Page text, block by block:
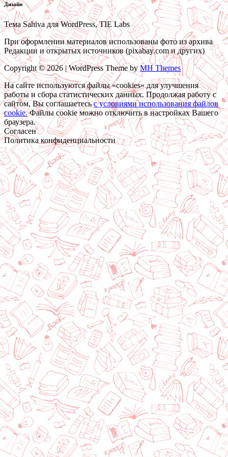
Дизайн
Тема Sahiva для WordPress, TIE Labs
При оформлении материалов использованы фото из архива
Редакции и открытых источников (pixabay.com и других)
Copyright © 2026 | WordPress Theme byMH Themes
На сайте используются файлы «cookies» для улучшения
работы и сбора статистических данных. Продолжая работу с
сайтом, Вы соглашаетесьc условиями использования файлов
cookie.Файлы cookie можно отключить в настройках Вашего
браузера.
Согласен
Политика конфиденциальности